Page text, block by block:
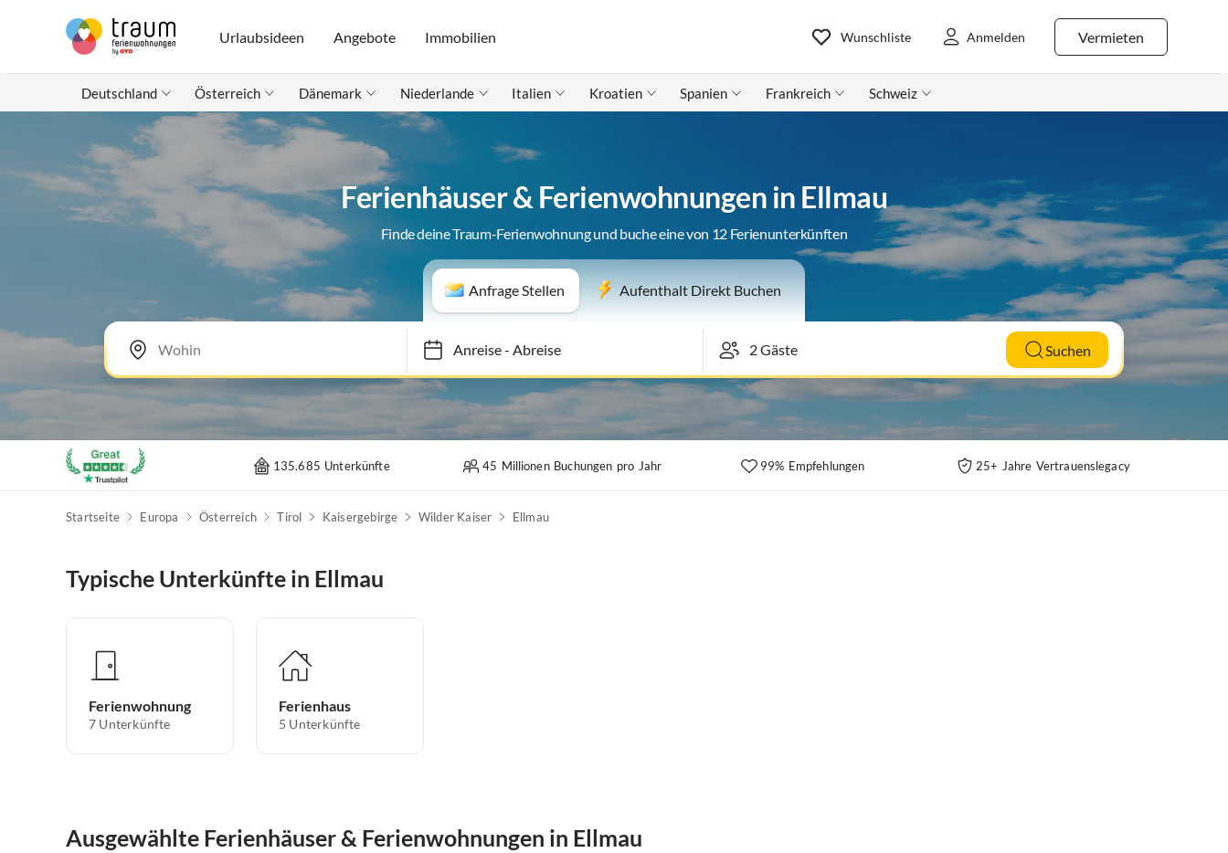
Urlaubsideen Angebote Immobilien Vermieten
Wunschliste Anmelden
Deutschland Österreich Dänemark Niederlande Italien Kroatien Spanien Frankreich Schweiz
Ferienhäuser & Ferienwohnungen in Ellmau
Finde deine Traum-Ferienwohnung und buche eine von 12 Ferienunterkünften
Anfrage Stellen Aufenthalt Direkt Buchen
Anreise-Abreise Suchen
135.685 Unterkünfte 45 Millionen Buchungen pro Jahr 99% Empfehlungen 25+ Jahre Vertrauenslegacy
Startseite Europa Österreich Tirol Kaisergebirge Wilder Kaiser Ellmau
Typische Unterkünfte in Ellmau
Ferienwohnung
7 Unterkünfte
Ferienhaus
5 Unterkünfte
Ausgewählte Ferienhäuser & Ferienwohnungen in Ellmau